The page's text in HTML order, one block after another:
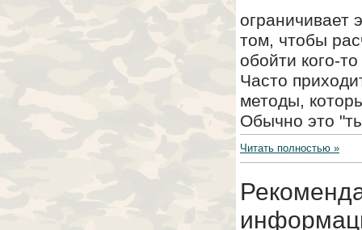
ограничивает
том, чтобы
обойти кого-
Часто
методы,
Обычно это
Читать полностью »